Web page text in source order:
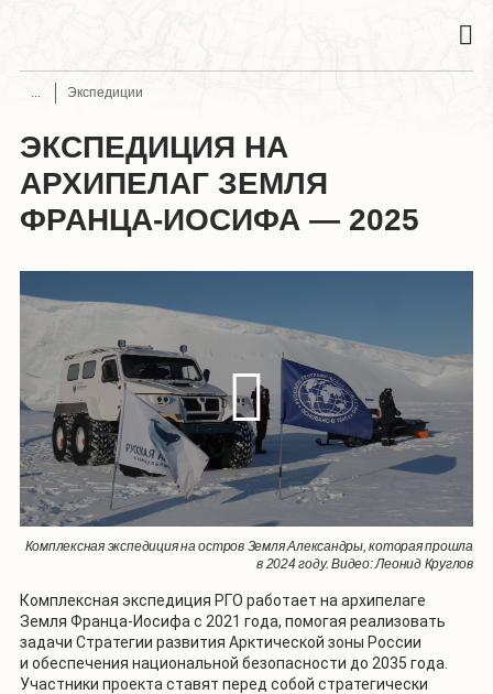
Экспедиции
ЭКСПЕДИЦИЯ НА
АРХИПЕЛАГ ЗЕМЛЯ
ФРАНЦА-ИОСИФА — 2025
Комплексная экспедиция на остров Земля Александры, которая прошла
в 2024 году. Видео: Леонид Круглов
Комплексная экспедиция РГО работает на архипелаге
Земля Франца-Иосифа с 2021 года, помогая реализовать
задачи Стратегии развития Арктической зоны России
и обеспечения национальной безопасности до 2035 года.
Участники проекта ставят перед собой стратегически